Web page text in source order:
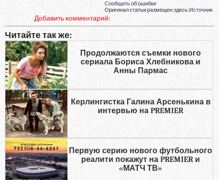
Сообщить об ошибке
Оригинал статьи размещен здесь:Источник
Добавить комментарий:
Читайте так же:
Продолжаются съемки нового
сериала Бориса Хлебникова и
Анны Пармас
Керлингистка Галина Арсенькина в
интервью на PREMIER
Первую серию нового футбольного
реалити покажут на PREMIER и
«МАТЧ ТВ»